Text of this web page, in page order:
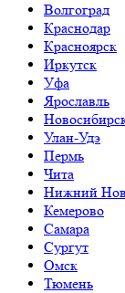
Волгоград
Краснодар
Красноярск
Иркутск
Уфа
Ярославль
Улан-Удэ
Пермь
Чита
Нижний
Кемерово
Самара
Сургут
Омск
Тюмень